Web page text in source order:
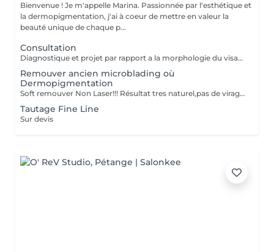
Bienvenue ! Je m'appelle Marina. Passionnée par l'esthétique et
la dermopigmentation, j'ai à coeur de mettre en valeur la
beauté unique de chaque p...
Consultation
Diagnostique et projet par rapport a la morphologie du visage.
Remouver ancien microblading où
Dermopigmentation
Soft remouver Non Laser!!! Résultat tres naturel,pas de virage de la couleur,diagnostique avant le traitement
Tautage Fine Line
Sur devis